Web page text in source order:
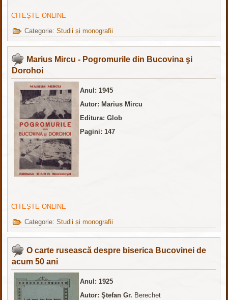
CITEȘTE ONLINE
Categorie:Studii și monografii
Marius Mircu - Pogromurile din Bucovina şi
Dorohoi
Anul: 1945
Autor: Marius Mircu
Editura: Glob
Pagini: 147
CITEȘTE ONLINE
Categorie:Studii și monografii
O carte rusească despre biserica Bucovinei de
acum 50 ani
Anul: 1925
Autor:Ştefan Gr. Berechet